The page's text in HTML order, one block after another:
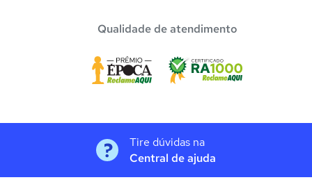
Qualidade de atendimento
Tire dúvidas na
Central de ajuda